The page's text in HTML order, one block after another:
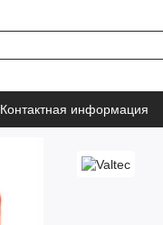
Контактная информация